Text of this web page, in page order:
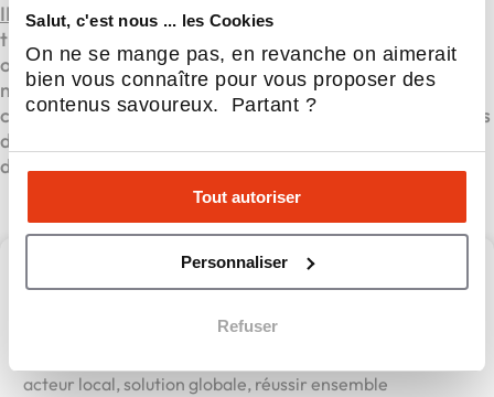
Salut, c'est nous ... les Cookies
On ne se mange pas, en revanche on aimerait
bien vous connaître pour vous proposer des
contenus savoureux. Partant ?
Tout autoriser
Personnaliser
Refuser
INWINest une franchise leader dans le domaine de la
transformation digitale, offrant aux entreprises les
outils et les stratégies nécessaires pour croître dans un
monde en constante évolution. Elle se positionne
comme un partenaire essentiel pour les PME désireuses
d’intégrer pleinement le digital dans leur modèle
d’affaires.
INWIN
acteur local, solution globale, réussir ensemble